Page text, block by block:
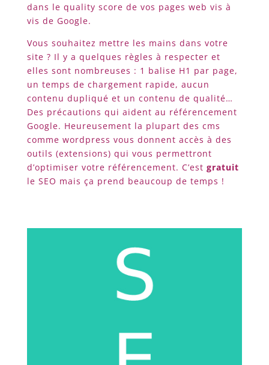
dans le quality score de vos pages web vis à
vis de Google.
Vous souhaitez mettre les mains dans votre
site ? Il y a quelques règles à respecter et
elles sont nombreuses : 1 balise H1 par page,
un temps de chargement rapide, aucun
contenu dupliqué et un contenu de qualité…
Des précautions qui aident au référencement
Google. Heureusement la plupart des cms
comme wordpress vous donnent accès à des
outils (extensions) qui vous permettront
d’optimiser votre référencement. C’est gratuit
le SEO mais ça prend beaucoup de temps !